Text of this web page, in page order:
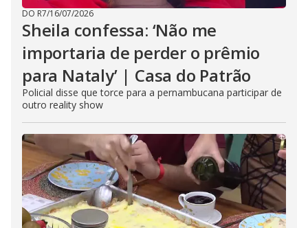
DO R7/16/07/2026
Sheila confessa: ‘Não me
importaria de perder o prêmio
para Nataly’ | Casa do Patrão
Policial disse que torce para a pernambucana participar de
outro reality show